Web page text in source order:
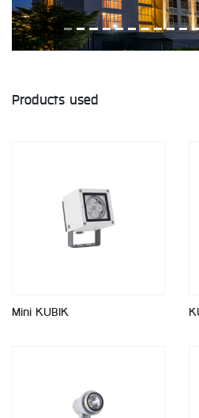
Products used
Mini KUBIK